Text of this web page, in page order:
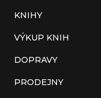
KNIHY
VÝKUP KNIH
DOPRAVY
PRODEJNY